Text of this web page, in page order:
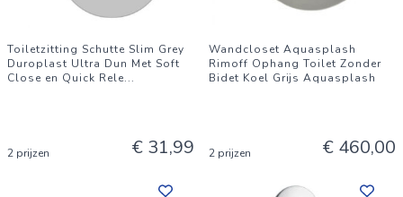
Toiletzitting Schutte Slim Grey
Duroplast Ultra Dun Met Soft
Close en Quick Rele...
2 prijzen € 31,99
Wandcloset Aquasplash
Rimoff Ophang Toilet Zonder
Bidet Koel Grijs Aquasplash
2 prijzen € 460,00